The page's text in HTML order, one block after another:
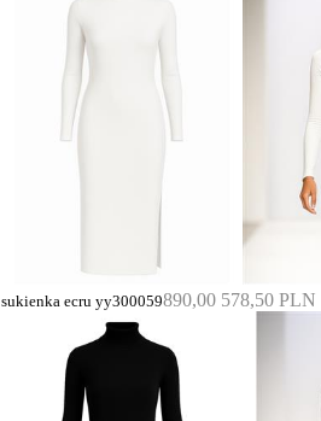
sukienka ecru yy300059890,00 578,50 PLN